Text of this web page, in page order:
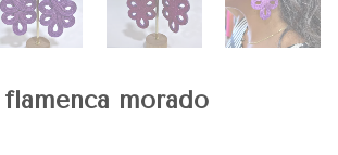
flamenca morado